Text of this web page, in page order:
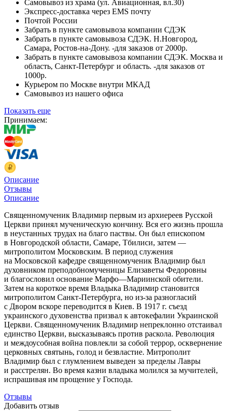
Самовывоз из храма (ул. Авиационная, вл.30)
Экспресс-доставка через EMS почту
Почтой России
Забрать в пункте самовывоза компании СДЭК
Забрать в пункте самовывоза СДЭК. Н.Новгород,
Самара, Ростов-на-Дону. -для заказов от 2000р.
Забрать в пункте самовывоза компании СДЭК. Москва и
область, Санкт-Петербург и область. -для заказов от
1000р.
Курьером по Москве внутри МКАД
Самовывоз из нашего офиса
Показать еще
Принимаем:
Описание
Отзывы
Описание
Священномученик Владимир первым из архиереев Русской
Церкви принял мученическую кончину. Вся его жизнь прошла
в неустанных трудах на благо паствы. Он был епископом
в Новгородской области, Самаре, Тбилиси, затем —
митрополитом Московским. В период служения
на Московской кафедре священномученик Владимир был
духовником преподобномученицы Елизаветы Федоровны
и благословил основание Марфо—Мариинской обители.
Затем на короткое время Владыка Владимир становится
митрополитом Санкт-Петербурга, но из-за разногласий
с Двором вскоре переводится в Киев. В 1917 г. съезд
украинского духовенства призвал к автокефалии Украинской
Церкви. Священномученик Владимир непреклонно отстаивал
единство Церкви, высказываясь против раскола. Революция
и междоусобная война повлекли за собой террор, осквернение
церковных святынь, голод и безвластие. Митрополит
Владимир был с глумлением выведен за пределы Лавры
и расстрелян. Во время казни владыка молился за мучителей,
испрашивая им прощение у Господа.
Отзывы
Добавить отзыв